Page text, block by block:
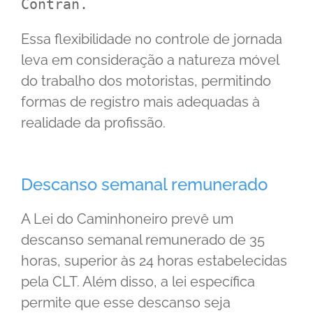
Contran.
Essa flexibilidade no controle de jornada
leva em consideração a natureza móvel
do trabalho dos motoristas, permitindo
formas de registro mais adequadas à
realidade da profissão.
Descanso semanal remunerado
A Lei do Caminhoneiro prevê um
descanso semanal remunerado de 35
horas, superior às 24 horas estabelecidas
pela CLT. Além disso, a lei específica
permite que esse descanso seja